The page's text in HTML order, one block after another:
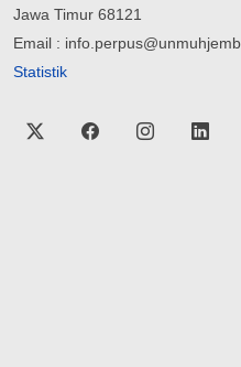
Jawa Timur 68121
Email :
Statistik